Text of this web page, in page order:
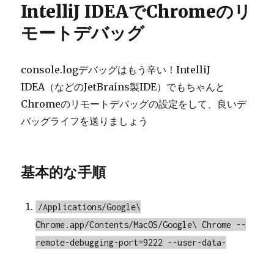
IntelliJ IDEAでChromeのリ
モートデバッグ
console.logデバッグはもう辛い！IntelliJ
IDEA（などのJetBrains製IDE）でもちゃんと
Chromeのリモートデバッグの設定をして、良いデ
バッグライフを送りましょう
基本的な手順
/Applications/Google\
Chrome.app/Contents/MacOS/Google\ Chrome --
remote-debugging-port=9222 --user-data-